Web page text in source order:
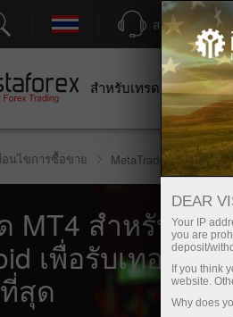
สนับสนุน
สำหรับเทรดเดอร์ สำห
อนไขการซื้อขาย MetaTrader 4
MT4 สำหรับ
เพื่อรับเทอร์มินั
สุด
DEAR
Your IP
you are
deposit/
If you think
website.
Why does